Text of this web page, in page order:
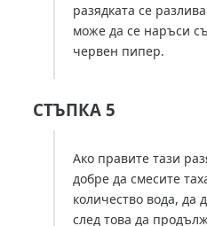
разядката се
може да се наръси
червен пипер.
СТЪПКА 5
Ако правите тази
добре да смесите
количество вода, да
след това да